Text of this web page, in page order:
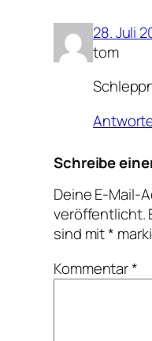
28. Juli
tom
Schreibe
Deine E-Mail-
veröffentlicht.
sind mit*
Kommentar*